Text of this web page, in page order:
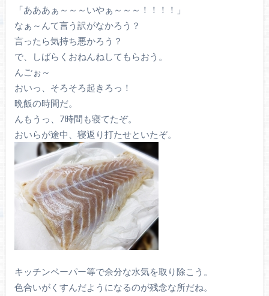
「あああぁ～～～いやぁ～～～！！！！」
なぁ～んて言う訳がなかろう？
言ったら気持ち悪かろう？
で、しばらくおねんねしてもらおう。
んごぉ～
おいっ、そろそろ起きろっ！
晩飯の時間だ。
んもうっ、7時間も寝てたぞ。
おいらが途中、寝返り打たせといたぞ。
キッチンペーパー等で余分な水気を取り除こう。
色合いがくすんだようになるのが残念な所だね。